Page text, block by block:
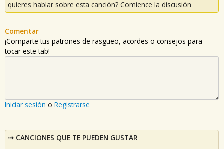
quieres hablar sobre esta canción? Comience la discusión
Comentar
¡Comparte tus patrones de rasgueo, acordes o consejos para
tocar este tab!
Iniciar sesión o Registrarse
CANCIONES QUE TE PUEDEN GUSTAR